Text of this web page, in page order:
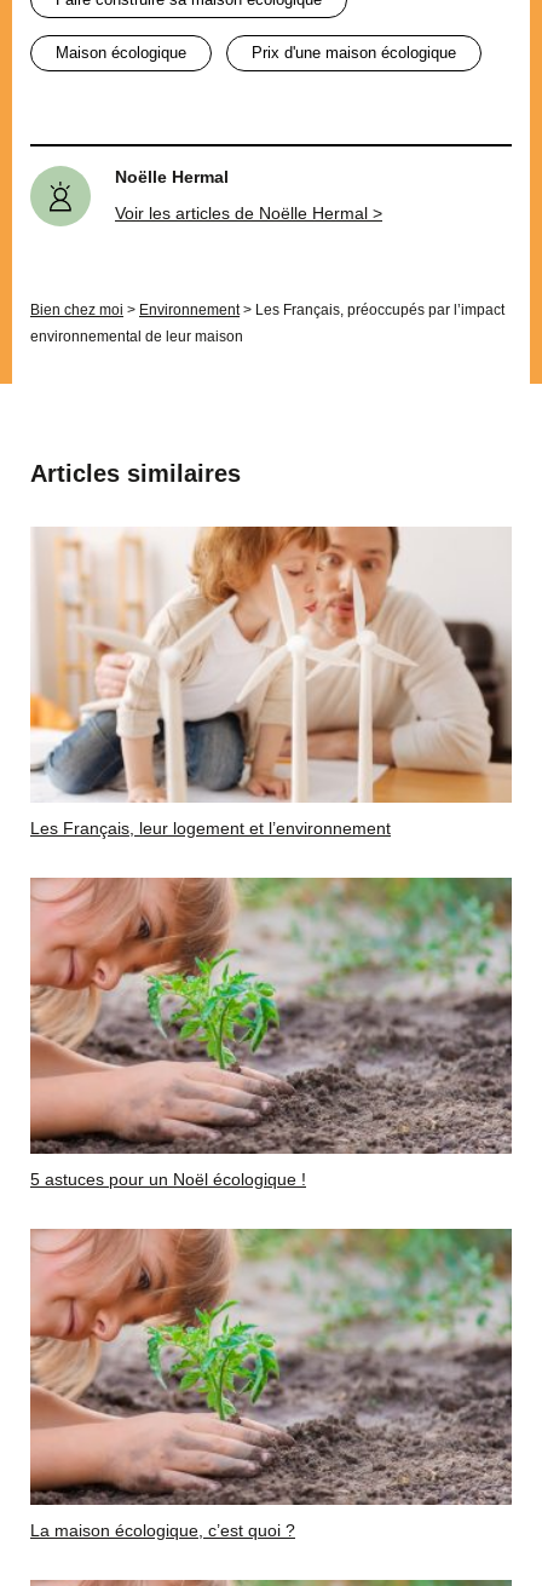
maison écologique prix d'une maison écologique
Noëlle Hermal
Voir les articles de Noëlle Hermal >
Bien chez moi > Environnement> Les Français, préoccupés par l’impact
environnemental de leur maison
Articles similaires
Les Français, leur logement et l’environnement
5 astuces pour un Noël écologique !
La maison écologique, c’est quoi ?